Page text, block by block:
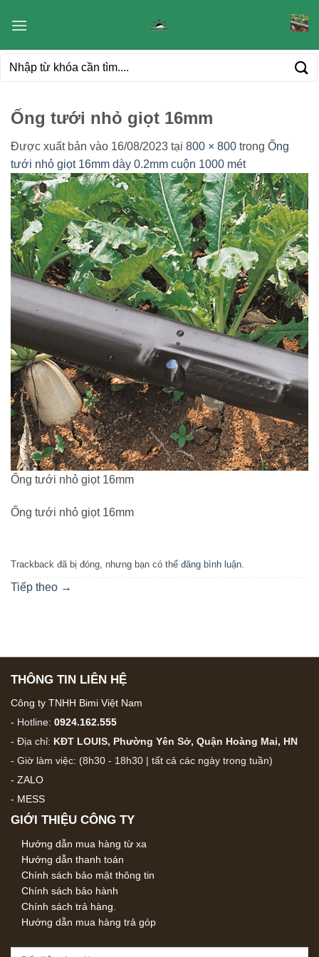
qua
dung
Tìm
Ống tưới nhỏ giọt 16mm
Được xuất bản vào 16/08/2023 tại 800 × 800 trong Ống
tưới nhỏ giọt 16mm dày 0.2mm cuộn 1000 mét
Ống tưới nhỏ giọt 16mm
Ống tưới nhỏ giọt 16mm
Trackback đã bị đóng, nhưng bạn có thể đăng bình luận.
Tiếp theo →
THÔNG TIN LIÊN HỆ
Công ty TNHH Bimi Việt Nam
- Hotline: 0924.162.555
- Địa chỉ: KĐT LOUIS, Phường Yên Sở, Quận Hoàng Mai, HN
- Giờ làm việc: (8h30 - 18h30 | tất cả các ngày trong tuần)
- ZALO
- MESS
GIỚI THIỆU CÔNG TY
Hướng dẫn mua hàng từ xa
Hướng dẫn thanh toán
Chính sách bảo mật thông tin
Chính sách bảo hành
Chính sách trả hàng.
Hướng dẫn mua hàng trả góp